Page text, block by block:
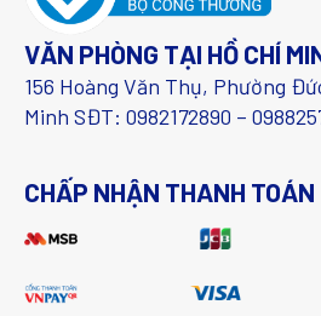
VĂN PHÒNG TẠI HỒ CHÍ
156 Hoàng Văn Thụ, Phường
Minh SĐT: 0982172890 –
CHẤP NHẬN THANH TOÁN